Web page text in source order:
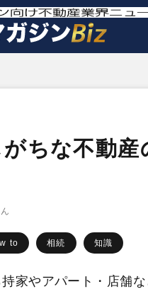
がちな不動
to 相続 知識
家やアパート・店舗